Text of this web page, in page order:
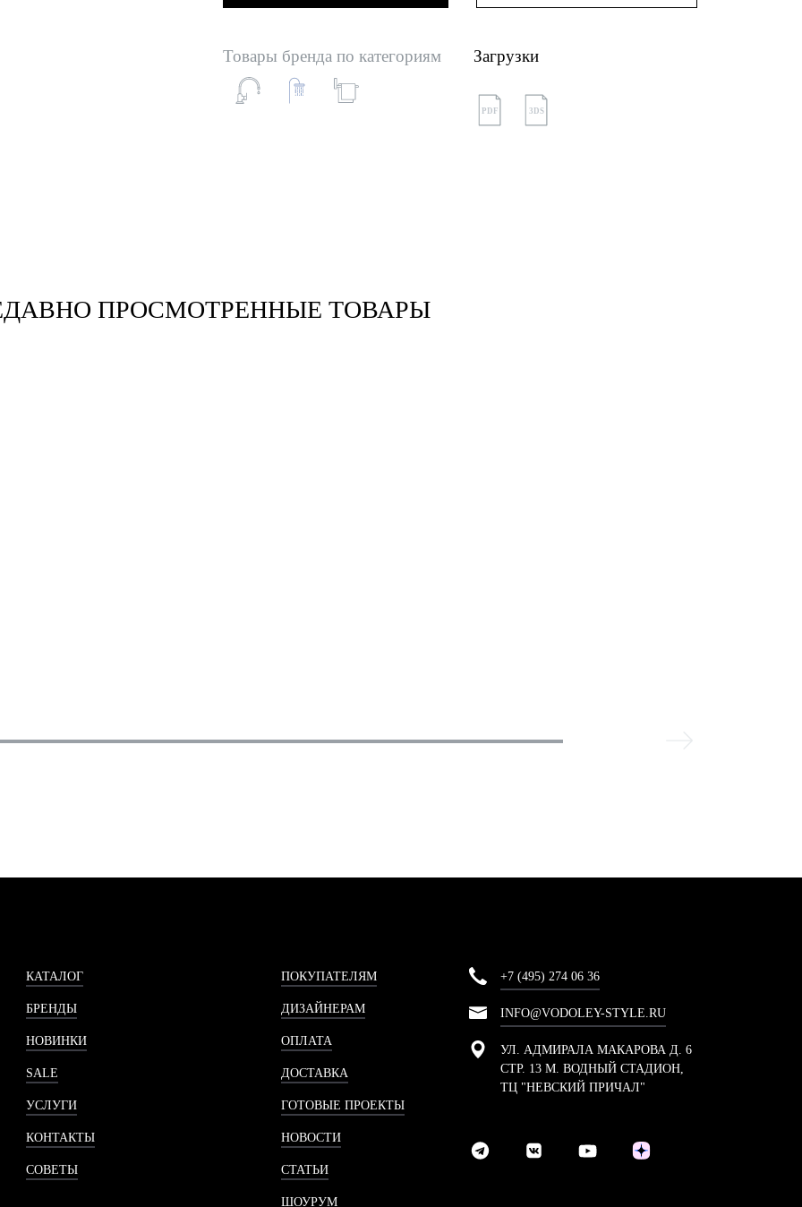
Товары бренда по категориям Загрузки
PDF 3DS
ПРОСМОТРЕННЫЕ ТОВАРЫ
КАТАЛОГ
БРЕНДЫ
НОВИНКИ
SALE
УСЛУГИ
КОНТАКТЫ
СОВЕТЫ
ПОКУПАТЕЛЯМ
ДИЗАЙНЕРАМ
ОПЛАТА
ДОСТАВКА
ГОТОВЫЕ ПРОЕКТЫ
НОВОСТИ
СТАТЬИ
ШОУРУМ
+7 (495) 274 06 36
INFO@VODOLEY-STYLE.RU
УЛ. АДМИРАЛА МАКАРОВА Д. 6
СТР. 13 М. ВОДНЫЙ СТАДИОН,
ТЦ "НЕВСКИЙ ПРИЧАЛ"